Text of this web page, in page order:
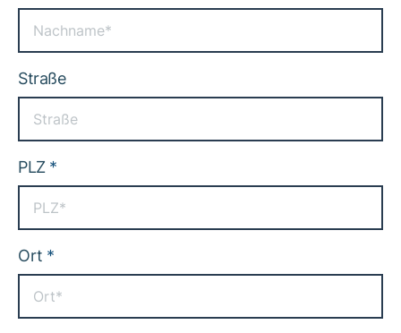
Straße
PLZ *
Ort *